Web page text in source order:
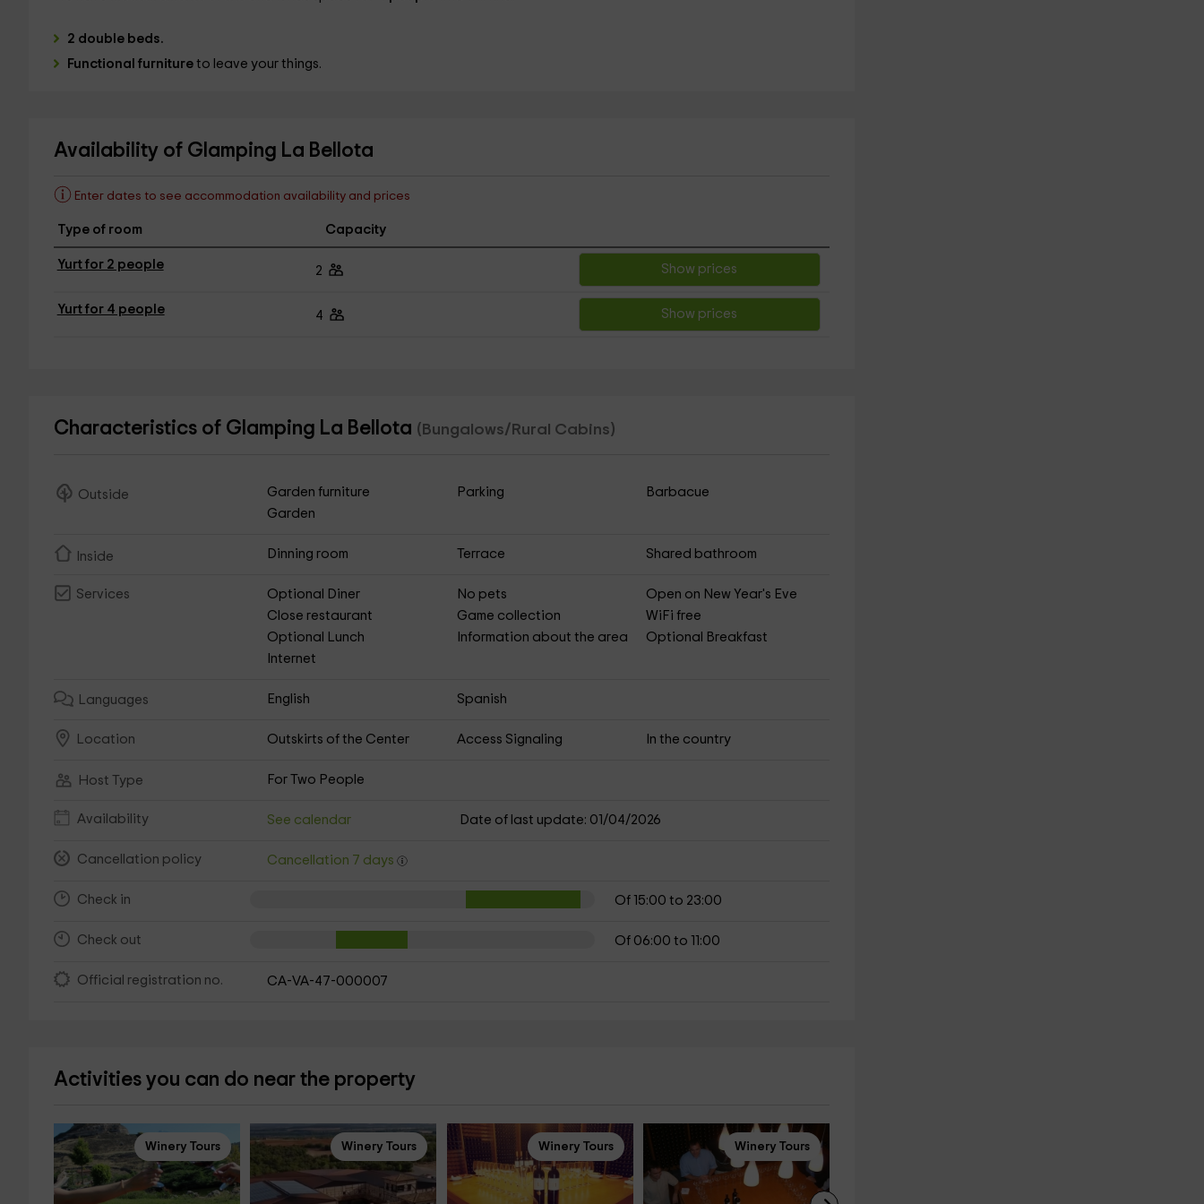
2 double beds.
Functional furniture to leave your things.
Availability of Glamping La Bellota
Enter dates to see accommodation availability and prices
Type of room Capacity
Yurt for 2 people 2 Show prices
Yurt for 4 people 4 Show prices
Characteristics of Glamping La Bellota (Bungalows/Rural Cabins)
Outside Garden furniture Parking
Barbacue
Garden
Inside Dinning room Terrace Shared bathroom
Services Optional Diner No pets
Open on New Year's Eve
Close restaurant
Game collection
WiFi free
Optional Lunch
Information about the area
Optional Breakfast
Internet
Languages English Spanish
Location Outskirts of the Center Access Signaling In the country
Host Type For Two People
Availability See calendar Date of last update: 01/04/2026
Cancellation policy Cancellation 7 days
Check in Of 15:00 to 23:00
Check out Of 06:00 to 11:00
Official registration no. CA-VA-47-000007
Activities you can do near the property
Winery Tours Winery Tours Winery Tours Winery Tours